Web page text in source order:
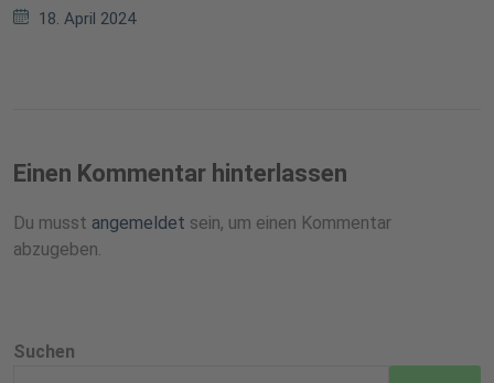
18. April 2024
Einen Kommentar hinterlassen
Du musst angemeldet sein, um einen Kommentar
abzugeben.
Suchen